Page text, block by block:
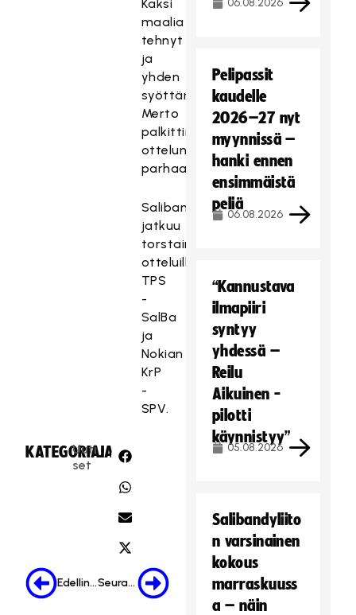
Kaksi
maalia
tehnyt
ja
yhden
syöttänyt
Merto
palkittiin
ottelun
parhaana.
Salibandyliiga
jatkuu
torstaina
otteluilla
TPS
-
SalBa
ja
Nokian
KrP
-
SPV.
KATEGORIA:
Uuti
set
JAA:
Edellinen Seuraava
06.08.2026
Pelipassit
kaudelle
2026–27 nyt
myynnissä –
hanki ennen
ensimmäistä
peliä
06.08.2026
“Kannustava
ilmapiiri
syntyy
yhdessä –
Reilu
Aikuinen -
pilotti
käynnistyy”
05.08.2026
Salibandyliito
n varsinainen
kokous
marraskuuss
a – näin